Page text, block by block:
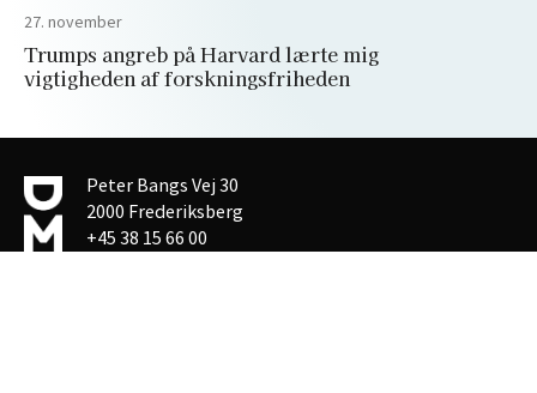
27. november
Trumps angreb på Harvard lærte mig
vigtigheden af forskningsfriheden
Peter Bangs Vej 30
2000 Frederiksberg
+45 38 15 66 00